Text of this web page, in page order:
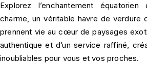
Explorez l’enchantement
charme, un véritable havre de verdure
prennent vie au cœur de paysages
authentique et d’un service raffiné,
inoubliables pour vous et vos proches.